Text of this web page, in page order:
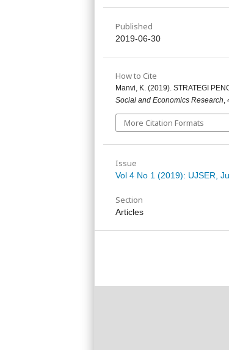
Published
2019-06-30
How to Cite
Manvi, K. (2019). STRATEGI
Social and Economics Research
More Citation Formats
Issue
Vol 4 No 1 (2019): UJSER,
Section
Articles